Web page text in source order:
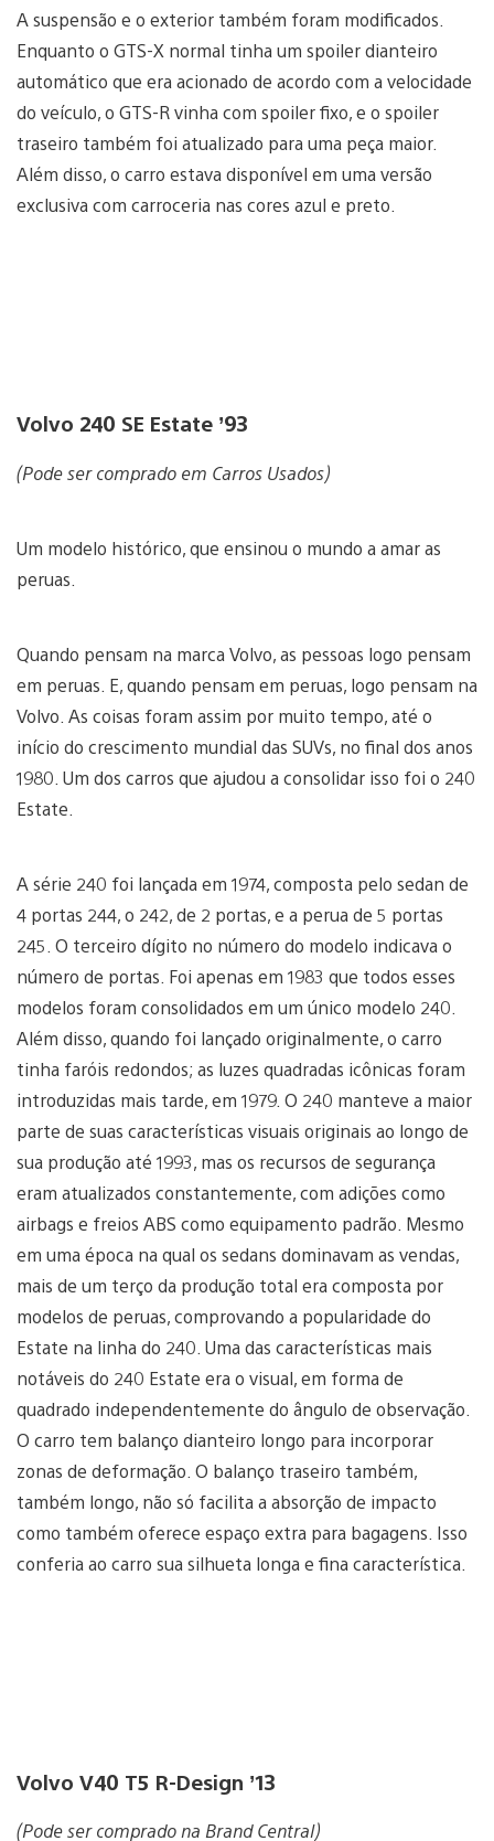
A suspensão e o exterior também foram modificados.
Enquanto o GTS-X normal tinha um spoiler dianteiro
automático que era acionado de acordo com a velocidade
do veículo, o GTS-R vinha com spoiler fixo, e o spoiler
traseiro também foi atualizado para uma peça maior.
Além disso, o carro estava disponível em uma versão
exclusiva com carroceria nas cores azul e preto.
Volvo 240 SE Estate ’93
(Pode ser comprado em Carros Usados)
Um modelo histórico, que ensinou o mundo a amar as
peruas.
Quando pensam na marca Volvo, as pessoas logo pensam
em peruas. E, quando pensam em peruas, logo pensam na
Volvo. As coisas foram assim por muito tempo, até o
início do crescimento mundial das SUVs, no final dos anos
1980. Um dos carros que ajudou a consolidar isso foi o 240
Estate.
A série 240 foi lançada em 1974, composta pelo sedan de
4 portas 244, o 242, de 2 portas, e a perua de 5 portas
245. O terceiro dígito no número do modelo indicava o
número de portas. Foi apenas em 1983 que todos esses
modelos foram consolidados em um único modelo 240.
Além disso, quando foi lançado originalmente, o carro
tinha faróis redondos; as luzes quadradas icônicas foram
introduzidas mais tarde, em 1979. O 240 manteve a maior
parte de suas características visuais originais ao longo de
sua produção até 1993, mas os recursos de segurança
eram atualizados constantemente, com adições como
airbags e freios ABS como equipamento padrão. Mesmo
em uma época na qual os sedans dominavam as vendas,
mais de um terço da produção total era composta por
modelos de peruas, comprovando a popularidade do
Estate na linha do 240. Uma das características mais
notáveis do 240 Estate era o visual, em forma de
quadrado independentemente do ângulo de observação.
O carro tem balanço dianteiro longo para incorporar
zonas de deformação. O balanço traseiro também,
também longo, não só facilita a absorção de impacto
como também oferece espaço extra para bagagens. Isso
conferia ao carro sua silhueta longa e fina característica.
Volvo V40 T5 R-Design ’13
(Pode ser comprado na Brand Central)